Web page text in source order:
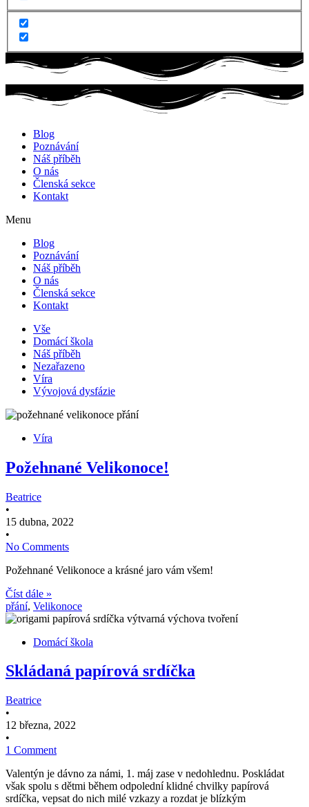
Blog
Poznávání
Náš příběh
O nás
Členská sekce
Kontakt
Menu
Blog
Poznávání
Náš příběh
O nás
Členská sekce
Kontakt
Vše
Domácí škola
Náš příběh
Nezařazeno
Víra
Vývojová dysfázie
Víra
Požehnané Velikonoce!
Beatrice
•
15 dubna, 2022
•
No Comments
Požehnané Velikonoce a krásné jaro vám všem!
Číst dále »
přání, Velikonoce
Domácí škola
Skládaná papírová srdíčka
Beatrice
•
12 března, 2022
•
1 Comment
Valentýn je dávno za námi, 1. máj zase v nedohlednu. Poskládat
však spolu s dětmi během odpolední klidné chvilky papírová
srdíčka, vepsat do nich milé vzkazy a rozdat je blízkým